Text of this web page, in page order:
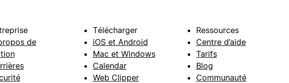
de
Télécharger
iOS et Android
Mac et Windows
Calendar
Web Clipper
Ressources
Centre d’aide
Tarifs
Blog
Communauté